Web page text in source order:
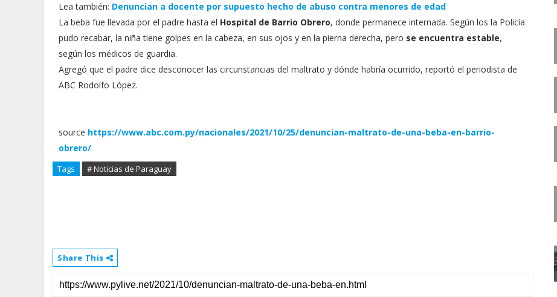
Lea también: Denuncian a docente por supuesto hecho de abuso contra menores de edad
La beba fue llevada por el padre hasta el Hospital de Barrio Obrero, donde permanece internada. Según los la Policía
pudo recabar, la niña tiene golpes en la cabeza, en sus ojos y en la pierna derecha, pero se encuentra estable,
según los médicos de guardia.
Agregó que el padre dice desconocer las circunstancias del maltrato y dónde habría ocurrido, reportó el periodista de
ABC Rodolfo López.
source https://www.abc.com.py/nacionales/2021/10/25/denuncian-maltrato-de-una-beba-en-barrio-
obrero/
Tags # Noticias de Paraguay
Share This